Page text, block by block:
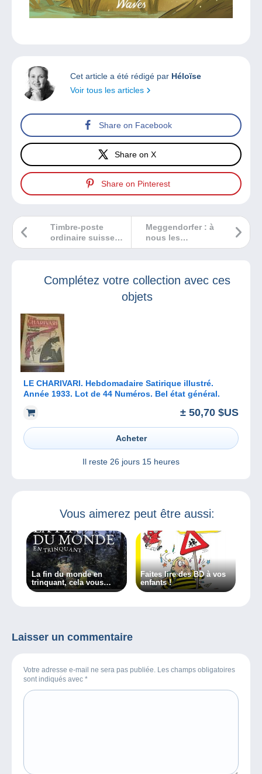
Cet article a été rédigé par Héloïse
Voir tous les articles
Share on Facebook
Share on X
Share on Pinterest
Meggendorfer : à
nous les
singeries !
Timbre-poste
ordinaire suisse
utilisé comme
Complétez votre collection avec ces
objets
LE CHARIVARI. Hebdomadaire Satirique illustré.
Année 1933. Lot de 44 Numéros. Bel état général.
± 50,70 $US
Acheter
Il reste 26 jours 15 heures
Vous aimerez peut être aussi:
La fin du monde en
trinquant, cela vous
tente ?
Faites lire des BD à vos
enfants !
Laisser un commentaire
Votre adresse e-mail ne sera pas publiée. Les champs obligatoires
sont indiqués avec *